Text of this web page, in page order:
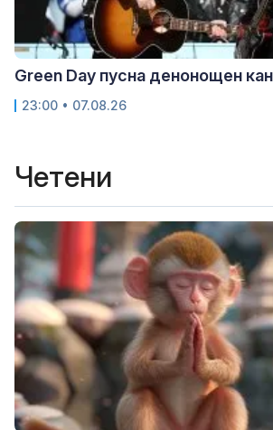
Green Day пусна денонощен
23:00 • 07.08.26
Четени